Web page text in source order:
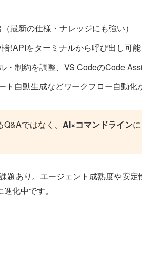
最新の仕様・ナレッジにも強い）
APIをターミナルから呼び出し可能
・制約を調整、VS CodeのCode
ト自動生成などワークフロー自動化
ではなく、 AI×コマンドライン
あり。エージェント成熟度や安
化中です。